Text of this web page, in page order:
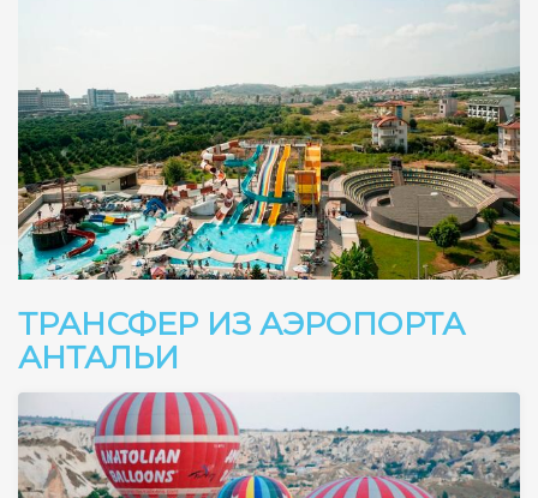
ТРАНСФЕР ИЗ АЭРОПОРТА
АНТАЛЬИ